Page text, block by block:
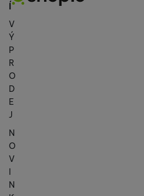
Í
V
Ý
P
R
O
D
E
J
N
O
V
I
N